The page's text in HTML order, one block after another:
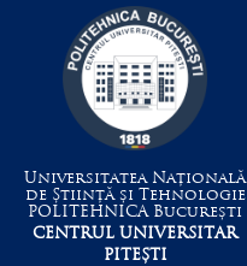
Universitatea Națională
de Știință și Tehnologie
POLITEHNICABucurești
CENTRUL UNIVERSITAR
PITEȘTI